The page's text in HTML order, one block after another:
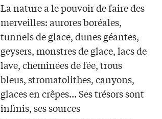
La nature a le pouvoir de faire des
merveilles: aurores boréales,
tunnels de glace, dunes géantes,
geysers, monstres de glace, lacs de
lave, cheminées de fée, trous
bleus, stromatolithes, canyons,
glaces en crêpes… Ses trésors sont
infinis, ses sources